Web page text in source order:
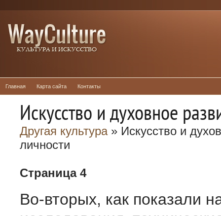
Главная Карта сайта Контакты
Искусство и духовное
Другая культура» Искусство и
личности
Страница 4
Во-вторых, как показали